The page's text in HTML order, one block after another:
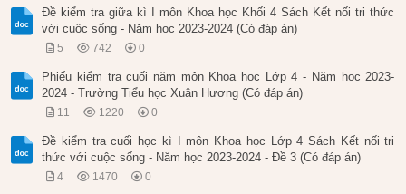
Đề kiểm tra giữa kì I môn Khoa học Khối 4 Sách Kết nối tri thức
với cuộc sống - Năm học 2023-2024 (Có đáp án)
5 742 0
Phiếu kiểm tra cuối năm môn Khoa học Lớp 4 - Năm học 2023-
2024 - Trường Tiểu học Xuân Hương (Có đáp án)
11 1220 0
Đề kiểm tra cuối học kì I môn Khoa học Lớp 4 Sách Kết nối tri
thức với cuộc sống - Năm học 2023-2024 - Đề 3 (Có đáp án)
4 1470 0